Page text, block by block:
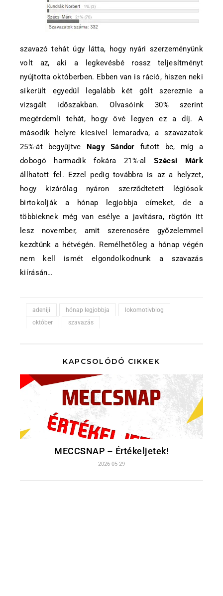
szavazó tehát úgy látta, hogy nyári szerzeményünk
volt az, aki a legkevésbé rossz teljesítményt
nyújtotta októberben. Ebben van is ráció, hiszen neki
sikerült egyedül legalább két gólt szereznie a
vizsgált időszakban. Olvasóink 30% szerint
megérdemli tehát, hogy övé legyen ez a díj. A
második helyre kicsivel lemaradva, a szavazatok
25%-át begyűjtve Nagy Sándor futott be, míg a
dobogó harmadik fokára 21%-alSzécsi Márk
állhatott fel. Ezzel pedig továbbra is az a helyzet,
hogy kizárólag nyáron szerződtetett légiósok
birtokolják a hónap legjobbja címeket, de a
többieknek még van esélye a javításra, rögtön itt
lesz november, amit szerencsére győzelemmel
kezdtünk a hétvégén. Remélhetőleg a hónap végén
nem kell ismét elgondolkodnunk a szavazás
kiírásán…
adeniji hónap legjobbja
lokomotivblog
október
szavazás
KAPCSOLÓDÓ CIKKEK
MECCSNAP – Értékeljetek!
2026-05-29